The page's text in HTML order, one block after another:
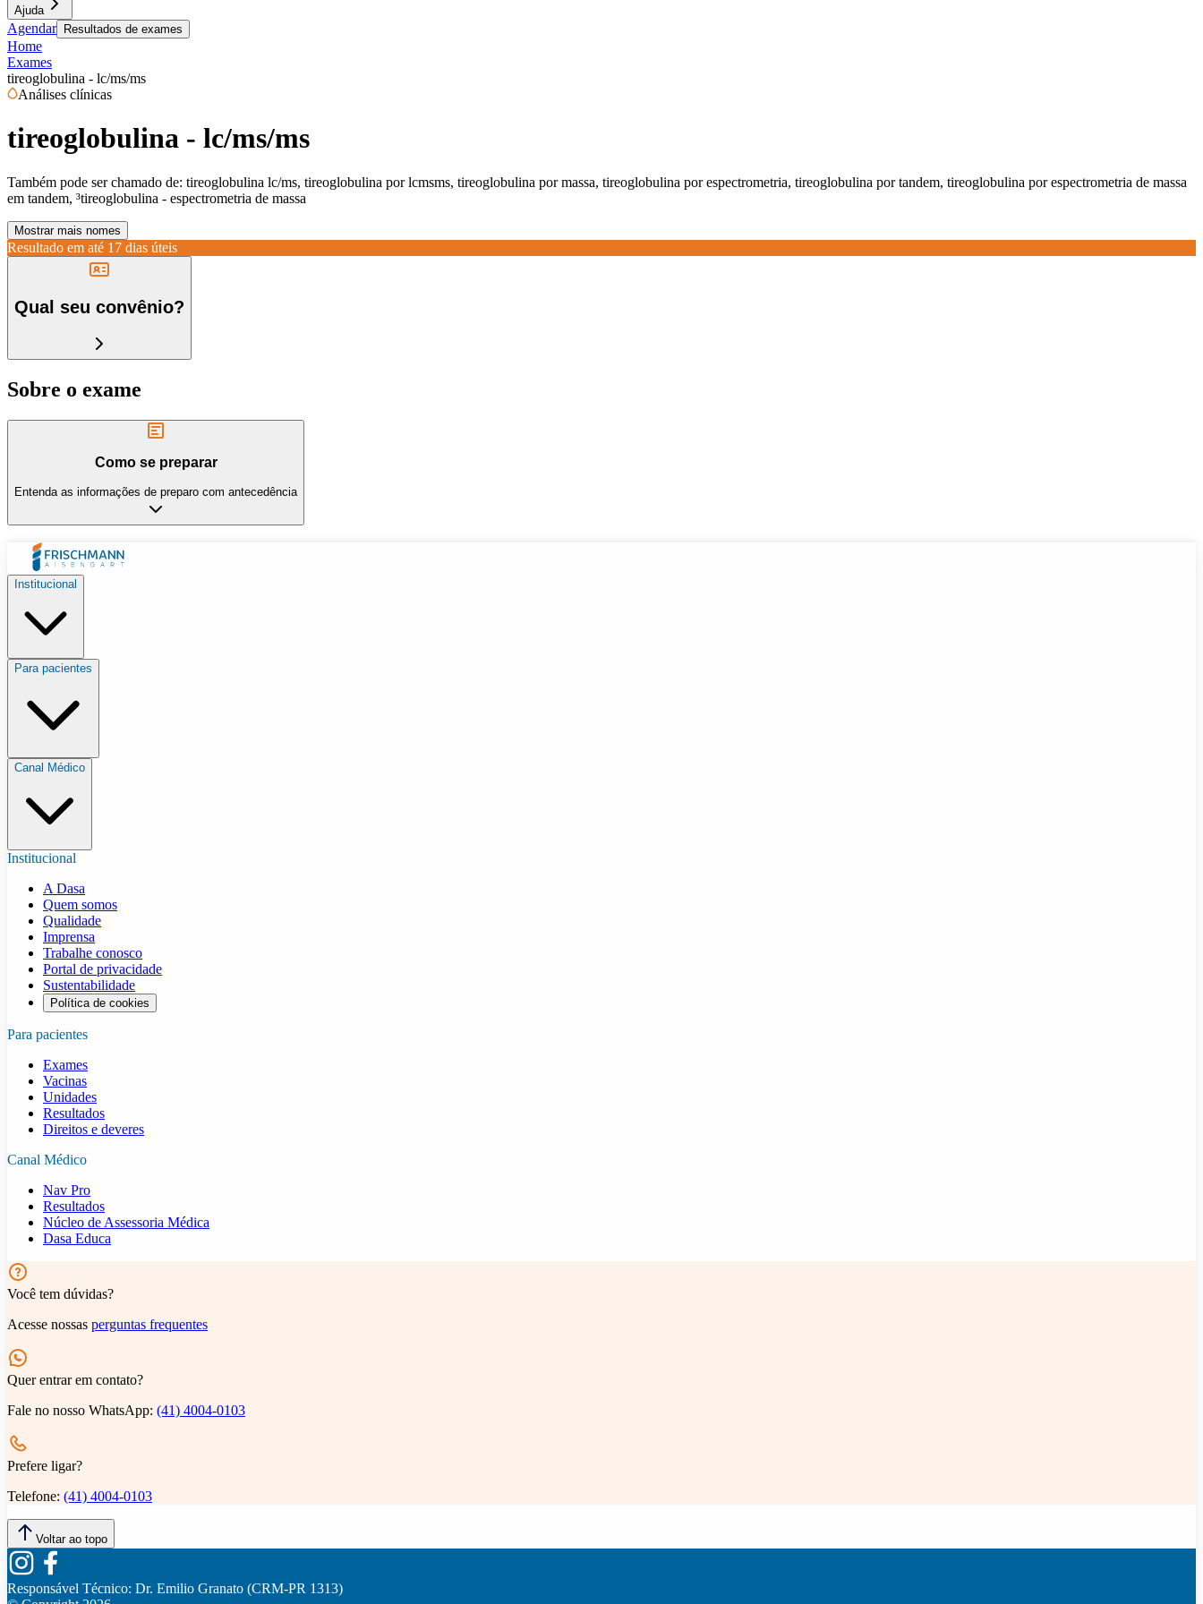
Ajuda
Agendar Resultados de exames
Home
Exames
tireoglobulina - lc/ms/ms
Análises clínicas
tireoglobulina - lc/ms/ms
Também pode ser chamado de: tireoglobulina lc/ms, tireoglobulina por lcmsms, tireoglobulina por massa, tireoglobulina por espectrometria, tireoglobulina por tandem, tireoglobulina por espectrometria de massa
em tandem, ³tireoglobulina - espectrometria de massa
Mostrar mais nomes
Resultado em até 17 dias úteis
Qual seu convênio?
Sobre o exame
Como se preparar
Entenda as informações de preparo com antecedência
Institucional
Para pacientes
Canal Médico
Institucional
A Dasa
Quem somos
Qualidade
Imprensa
Trabalhe conosco
Portal de privacidade
Sustentabilidade
Política de cookies
Para pacientes
Exames
Vacinas
Unidades
Resultados
Direitos e deveres
Canal Médico
Nav Pro
Resultados
Núcleo de Assessoria Médica
Dasa Educa
Você tem dúvidas?
Acesse nossas perguntas frequentes
Quer entrar em contato?
Fale no nosso WhatsApp: (41) 4004-0103
Prefere ligar?
Telefone: (41) 4004-0103
Voltar ao topo
Responsável Técnico: Dr. Emilio Granato (CRM-PR 1313)